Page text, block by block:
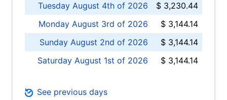
Tuesday August 4th of 2026
$ 3,230.44
Monday August 3rd of 2026
$ 3,144.14
Sunday August 2nd of 2026
$ 3,144.14
Saturday August 1st of 2026
$ 3,144.14
See previous days